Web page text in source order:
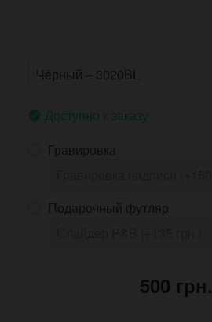
Доступно к заказу
Гравировка
Подарочный футляр
500 грн.